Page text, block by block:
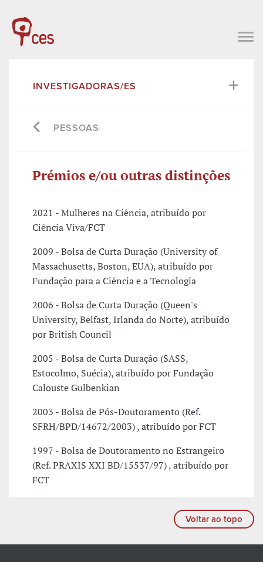
INVESTIGADORAS/ES
PESSOAS
Prémios e/ou outras distinções
2021 - Mulheres na Ciência, atribuído por
Ciência Viva/FCT
2009 - Bolsa de Curta Duração (University of
Massachusetts, Boston, EUA), atribuído por
Fundação para a Ciência e a Tecnologia
2006 - Bolsa de Curta Duração (Queen's
University, Belfast, Irlanda do Norte), atribuído
por British Council
2005 - Bolsa de Curta Duração (SASS,
Estocolmo, Suécia), atribuído por Fundação
Calouste Gulbenkian
2003 - Bolsa de Pós-Doutoramento (Ref.
SFRH/BPD/14672/2003) , atribuído por FCT
1997 - Bolsa de Doutoramento no Estrangeiro
(Ref. PRAXIS XXI BD/15537/97) , atribuído por
FCT
Voltar ao topo